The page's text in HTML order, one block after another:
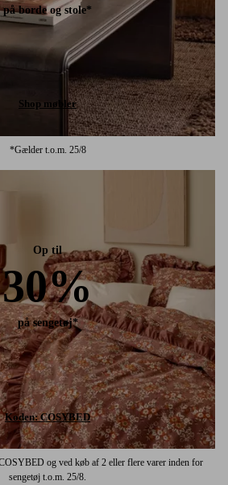
på borde og stole*
Shop møbler
*Gælder t.o.m. 25/8
Op til
30%
på sengetøj*
Koden: COSYBED
og ved køb af 2 eller flere varer inden for
sengetøj t.o.m. 25/8.